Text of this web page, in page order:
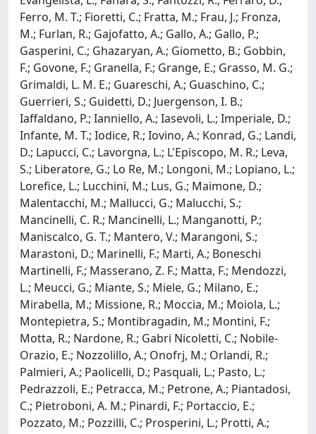
Ferro, M. T.; Fioretti, C.; Fratta, M.; Frau, J.; Fronza,
M.; Furlan, R.; Gajofatto, A.; Gallo, A.; Gallo, P.;
Gasperini, C.; Ghazaryan, A.; Giometto, B.; Gobbin,
F.; Govone, F.; Granella, F.; Grange, E.; Grasso, M. G.;
Grimaldi, L. M. E.; Guareschi, A.; Guaschino, C.;
Guerrieri, S.; Guidetti, D.; Juergenson, I. B.;
Iaffaldano, P.; Ianniello, A.; Iasevoli, L.; Imperiale, D.;
Infante, M. T.; Iodice, R.; Iovino, A.; Konrad, G.; Landi,
D.; Lapucci, C.; Lavorgna, L.; L'Episcopo, M. R.; Leva,
S.; Liberatore, G.; Lo Re, M.; Longoni, M.; Lopiano, L.;
Lorefice, L.; Lucchini, M.; Lus, G.; Maimone, D.;
Malentacchi, M.; Mallucci, G.; Malucchi, S.;
Mancinelli, C. R.; Mancinelli, L.; Manganotti, P.;
Maniscalco, G. T.; Mantero, V.; Marangoni, S.;
Marastoni, D.; Marinelli, F.; Marti, A.; Boneschi
Martinelli, F.; Masserano, Z. F.; Matta, F.; Mendozzi,
L.; Meucci, G.; Miante, S.; Miele, G.; Milano, E.;
Mirabella, M.; Missione, R.; Moccia, M.; Moiola, L.;
Montepietra, S.; Montibragadin, M.; Montini, F.;
Motta, R.; Nardone, R.; Gabri Nicoletti, C.; Nobile-
Orazio, E.; Nozzolillo, A.; Onofrj, M.; Orlandi, R.;
Palmieri, A.; Paolicelli, D.; Pasquali, L.; Pasto, L.;
Pedrazzoli, E.; Petracca, M.; Petrone, A.; Piantadosi,
C.; Pietroboni, A. M.; Pinardi, F.; Portaccio, E.;
Pozzato, M.; Pozzilli, C.; Prosperini, L.; Protti, A.;